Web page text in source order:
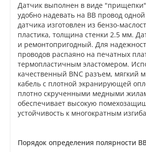
Датчик выполнен в виде
удобно надевать на ВВ провод
датчика изготовлен из бензо-
пластика, толщина стенки 2.5 мм.
и ремонтопригодный. Для
проводов распаяно на печатных
термопластичным эластомером.
качественный BNC разъем, мягкий
кабель с плотной экранирующей
плотно скрученными медными
обеспечивает высокую
устойчивость к многократным
Порядок определения полярности